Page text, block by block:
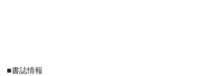
■書誌情報